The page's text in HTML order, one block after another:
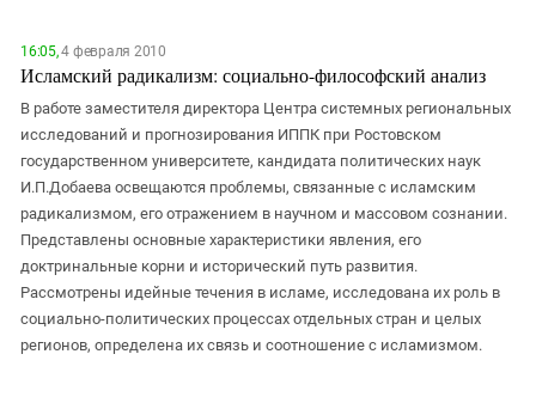
16:05,4 февраля 2010
Исламский радикализм: социально-философский анализ
В работе заместителя директора Центра системных региональных
исследований и прогнозирования ИППК при Ростовском
государственном университете, кандидата политических наук
И.П.Добаева освещаются проблемы, связанные с исламским
радикализмом, его отражением в научном и массовом сознании.
Представлены основные характеристики явления, его
доктринальные корни и исторический путь развития.
Рассмотрены идейные течения в исламе, исследована их роль в
социально-политических процессах отдельных стран и целых
регионов, определена их связь и соотношение с исламизмом.